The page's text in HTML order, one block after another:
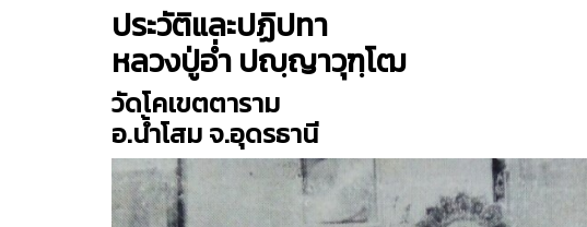
ประวัติและปฏิปทา
หลวงปู่อ่ำ ปญฺญาวุฑฺโฒ
วัดโคเขตตาราม
อ.น้ำโสม จ.อุดรธานี